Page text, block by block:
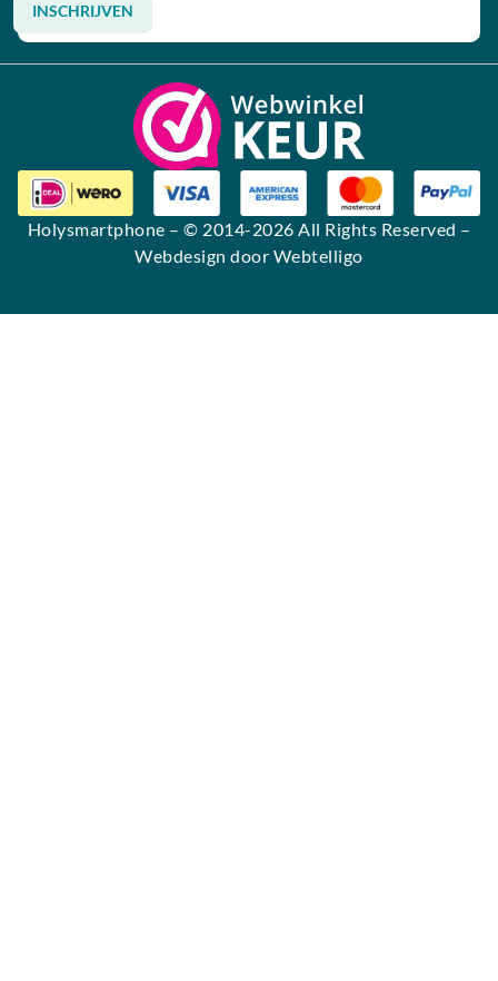
INSCHRIJVEN
Alternative:
Holysmartphone – © 2014-2026 All Rights Reserved –
Webdesign door Webtelligo